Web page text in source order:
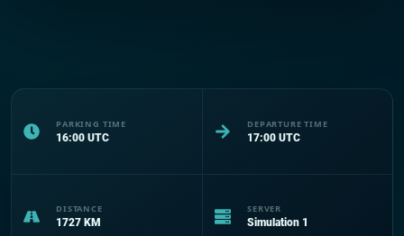
PARKING TIME
16:00 UTC
DEPARTURE TIME
17:00 UTC
DISTANCE
1727 KM
SERVER
Simulation 1